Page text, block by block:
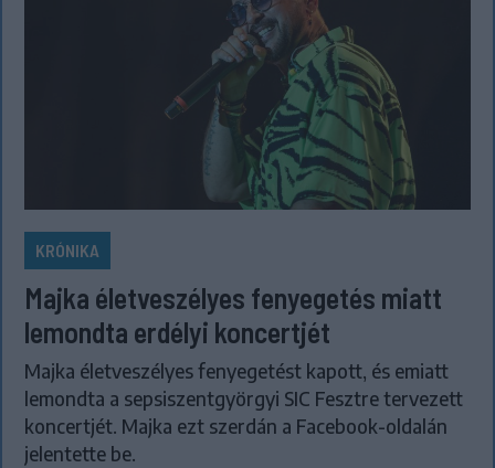
KRÓNIKA
Majka életveszélyes fenyegetés miatt
lemondta erdélyi koncertjét
Majka életveszélyes fenyegetést kapott, és emiatt
lemondta a sepsiszentgyörgyi SIC Fesztre tervezett
koncertjét. Majka ezt szerdán a Facebook-oldalán
jelentette be.